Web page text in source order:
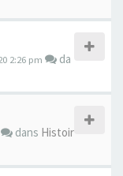
2:26 pm
da
dans Histoir